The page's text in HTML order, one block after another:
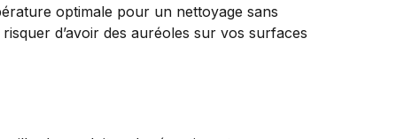
optimale pour un nettoyage sans
d’avoir des auréoles sur vos surfaces